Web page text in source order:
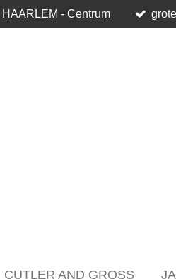
HAARLEM - Centrum
CUTLER AND GROSS